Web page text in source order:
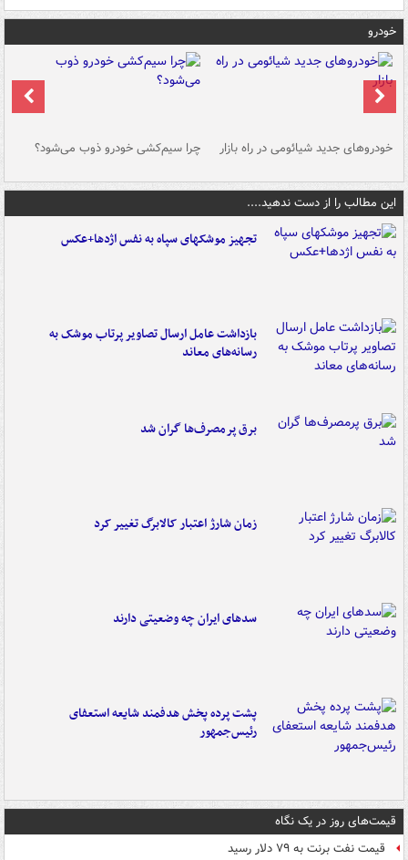
خودرو
خودروهای جدید شیائومی در راه بازار چرا سیم‌کشی خودرو ذوب می‌شود؟
این مطالب را از دست ندهید....
تجهیز موشکهای سپاه به نفس اژدها+عکس
بازداشت عامل ارسال تصاویر پرتاب موشک به
رسانه‌های معاند
برق پرمصرف‌ها گران شد
زمان شارژ اعتبار کالابرگ تغییر کرد
سدهای ایران چه وضعیتی دارند
پشت پرده پخش هدفمند شایعه استعفای
رئیس‌جمهور
قیمت‌های روز در یک نگاه
قیمت نفت برنت به ۷۹ دلار رسید